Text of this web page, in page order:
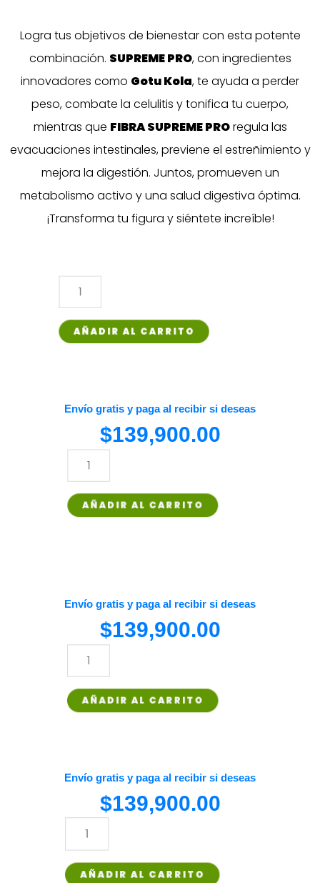
cantidad
Logra tus objetivos de bienestar con esta potente
combinación. SUPREME PRO, con ingredientes
innovadores como Gotu Kola, te ayuda a perder
peso, combate la celulitis y tonifica tu cuerpo,
mientras que FIBRA SUPREME PROregula las
evacuaciones intestinales, previene el estreñimiento y
mejora la digestión. Juntos, promueven un
metabolismo activo y una salud digestiva óptima.
¡Transforma tu figura y siéntete increíble!
SUPREME
PRO
+
PRO
cantidad
AÑADIR AL CARRITO
Envío gratis y paga al recibir si deseas
$139,900.00
SUPREME
PRO
+
cantidad
AÑADIR AL CARRITO
Envío gratis y paga al recibir si deseas
$139,900.00
SUPREME
PRO
+
PRO
cantidad
AÑADIR AL CARRITO
Envío gratis y paga al recibir si deseas
$139,900.00
SUPREME
AÑADIR AL CARRITO